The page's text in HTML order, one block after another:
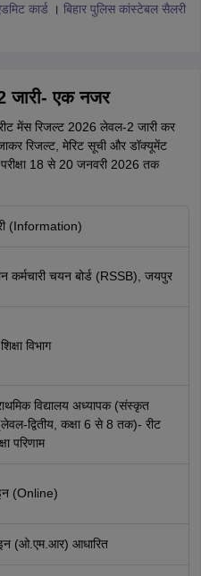
कार्ड। बिहार पुलिस कांस्टेबल सैलरी
जारी- एक नजर
मेंस रिजल्ट 2026 लेवल-2 जारी कर
रिजल्ट, मेरिट सूची और डॉक्यूमेंट
18 से 20 जनवरी 2026 तक
(Information)
कर्मचारी चयन बोर्ड (RSSB), जयपुर
विभाग
विद्यालय अध्यापक (संस्कृत
द्वितीय, कक्षा 6 से 8 तक)- रीट
परिणाम
(Online)
(ओ.एम.आर) आधारित